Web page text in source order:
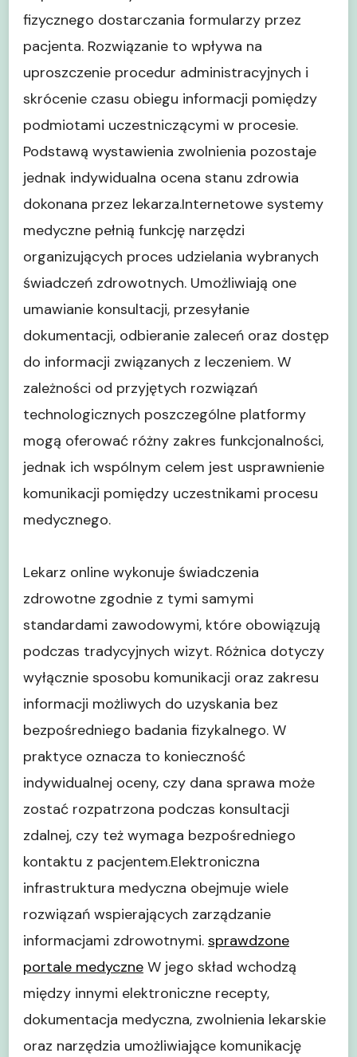
fizycznego dostarczania formularzy przez
pacjenta. Rozwiązanie to wpływa na
uproszczenie procedur administracyjnych i
skrócenie czasu obiegu informacji pomiędzy
podmiotami uczestniczącymi w procesie.
Podstawą wystawienia zwolnienia pozostaje
jednak indywidualna ocena stanu zdrowia
dokonana przez lekarza.Internetowe systemy
medyczne pełnią funkcję narzędzi
organizujących proces udzielania wybranych
świadczeń zdrowotnych. Umożliwiają one
umawianie konsultacji, przesyłanie
dokumentacji, odbieranie zaleceń oraz dostęp
do informacji związanych z leczeniem. W
zależności od przyjętych rozwiązań
technologicznych poszczególne platformy
mogą oferować różny zakres funkcjonalności,
jednak ich wspólnym celem jest usprawnienie
komunikacji pomiędzy uczestnikami procesu
medycznego.
Lekarz online wykonuje świadczenia
zdrowotne zgodnie z tymi samymi
standardami zawodowymi, które obowiązują
podczas tradycyjnych wizyt. Różnica dotyczy
wyłącznie sposobu komunikacji oraz zakresu
informacji możliwych do uzyskania bez
bezpośredniego badania fizykalnego. W
praktyce oznacza to konieczność
indywidualnej oceny, czy dana sprawa może
zostać rozpatrzona podczas konsultacji
zdalnej, czy też wymaga bezpośredniego
kontaktu z pacjentem.Elektroniczna
infrastruktura medyczna obejmuje wiele
rozwiązań wspierających zarządzanie
informacjami zdrowotnymi. sprawdzone
portale medyczne W jego skład wchodzą
między innymi elektroniczne recepty,
dokumentacja medyczna, zwolnienia lekarskie
oraz narzędzia umożliwiające komunikację